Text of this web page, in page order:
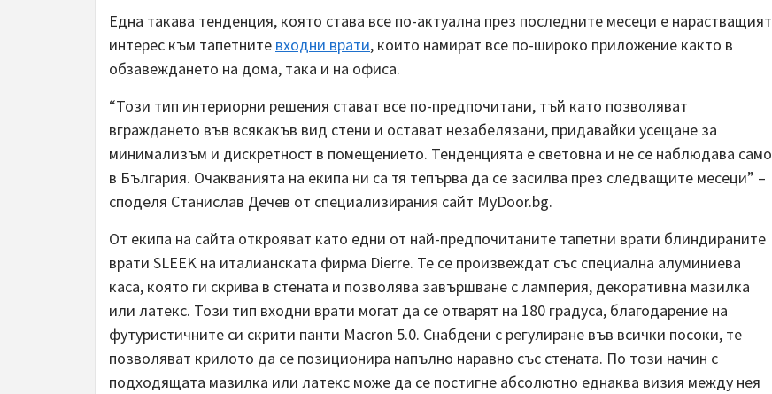
Една такава тенденция, която става все по-актуална през последните месеци е нарастващият
интерес към тапетните входни врати, които намират все по-широко приложение както в
обзавеждането на дома, така и на офиса.
“Този тип интериорни решения стават все по-предпочитани, тъй като позволяват
вграждането във всякакъв вид стени и остават незабелязани, придавайки усещане за
минимализъм и дискретност в помещението. Тенденцията е световна и не се наблюдава само
в България. Очакванията на екипа ни са тя тепърва да се засилва през следващите месеци” –
споделя Станислав Дечев от специализирания сайт MyDoor.bg.
От екипа на сайта открояват като едни от най-предпочитаните тапетни врати блиндираните
врати SLEEK на италианската фирма Dierre. Те се произвеждат със специална алуминиева
каса, която ги скрива в стената и позволява завършване с ламперия, декоративна мазилка
или латекс. Този тип входни врати могат да се отварят на 180 градуса, благодарение на
футуристичните си скрити панти Macron 5.0. Снабдени с регулиране във всички посоки, те
позволяват крилото да се позиционира напълно наравно със стената. По този начин с
подходящата мазилка или латекс може да се постигне абсолютно еднаква визия между нея